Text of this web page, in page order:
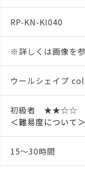
RP-KN-KI040
※詳しくは画像を参
ウールシェイプ
初級者 ★★☆☆
＜難易度について
15～30時間